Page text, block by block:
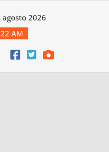
2026
AM